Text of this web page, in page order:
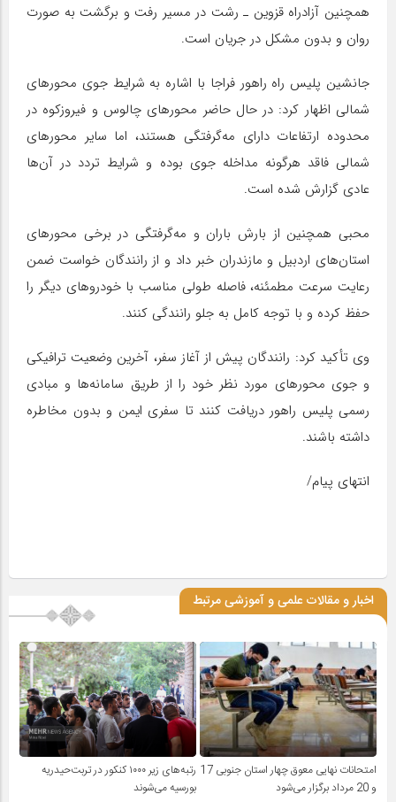
همچنین آزادراه قزوین ـ رشت در مسیر رفت و برگشت به صورت
روان و بدون مشکل در جریان است.
جانشین پلیس راه راهور فراجا با اشاره به شرایط جوی محورهای
شمالی اظهار کرد: در حال حاضر محورهای چالوس و فیروزکوه در
محدوده ارتفاعات دارای مه‌گرفتگی هستند، اما سایر محورهای
شمالی فاقد هرگونه مداخله جوی بوده و شرایط تردد در آن‌ها
عادی گزارش شده است.
محبی همچنین از بارش باران و مه‌گرفتگی در برخی محورهای
استان‌های اردبیل و مازندران خبر داد و از رانندگان خواست ضمن
رعایت سرعت مطمئنه، فاصله طولی مناسب با خودروهای دیگر را
حفظ کرده و با توجه کامل به جلو رانندگی کنند.
وی تأکید کرد: رانندگان پیش از آغاز سفر، آخرین وضعیت ترافیکی
و جوی محورهای مورد نظر خود را از طریق سامانه‌ها و مبادی
رسمی پلیس راهور دریافت کنند تا سفری ایمن و بدون مخاطره
داشته باشند.
انتهای پیام/
اخبار و مقالات علمی و آموزشی مرتبط
امتحانات نهایی معوق چهار استان جنوبی 17
و 20 مرداد برگزار می‌شود
رتبه‌های زیر ۱۰۰۰ کنکور در تربت‌حیدریه
بورسیه می‌شوند